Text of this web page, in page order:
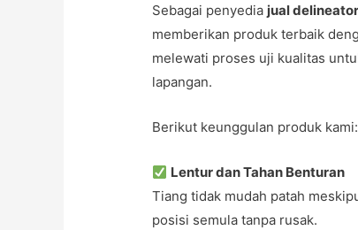
Sebagai penyedia jual
memberikan produk terbaik
melewati proses uji kualitas
lapangan.
Berikut keunggulan produk kami:
Lentur dan Tahan Benturan
Tiang tidak mudah patah
posisi semula tanpa rusak.